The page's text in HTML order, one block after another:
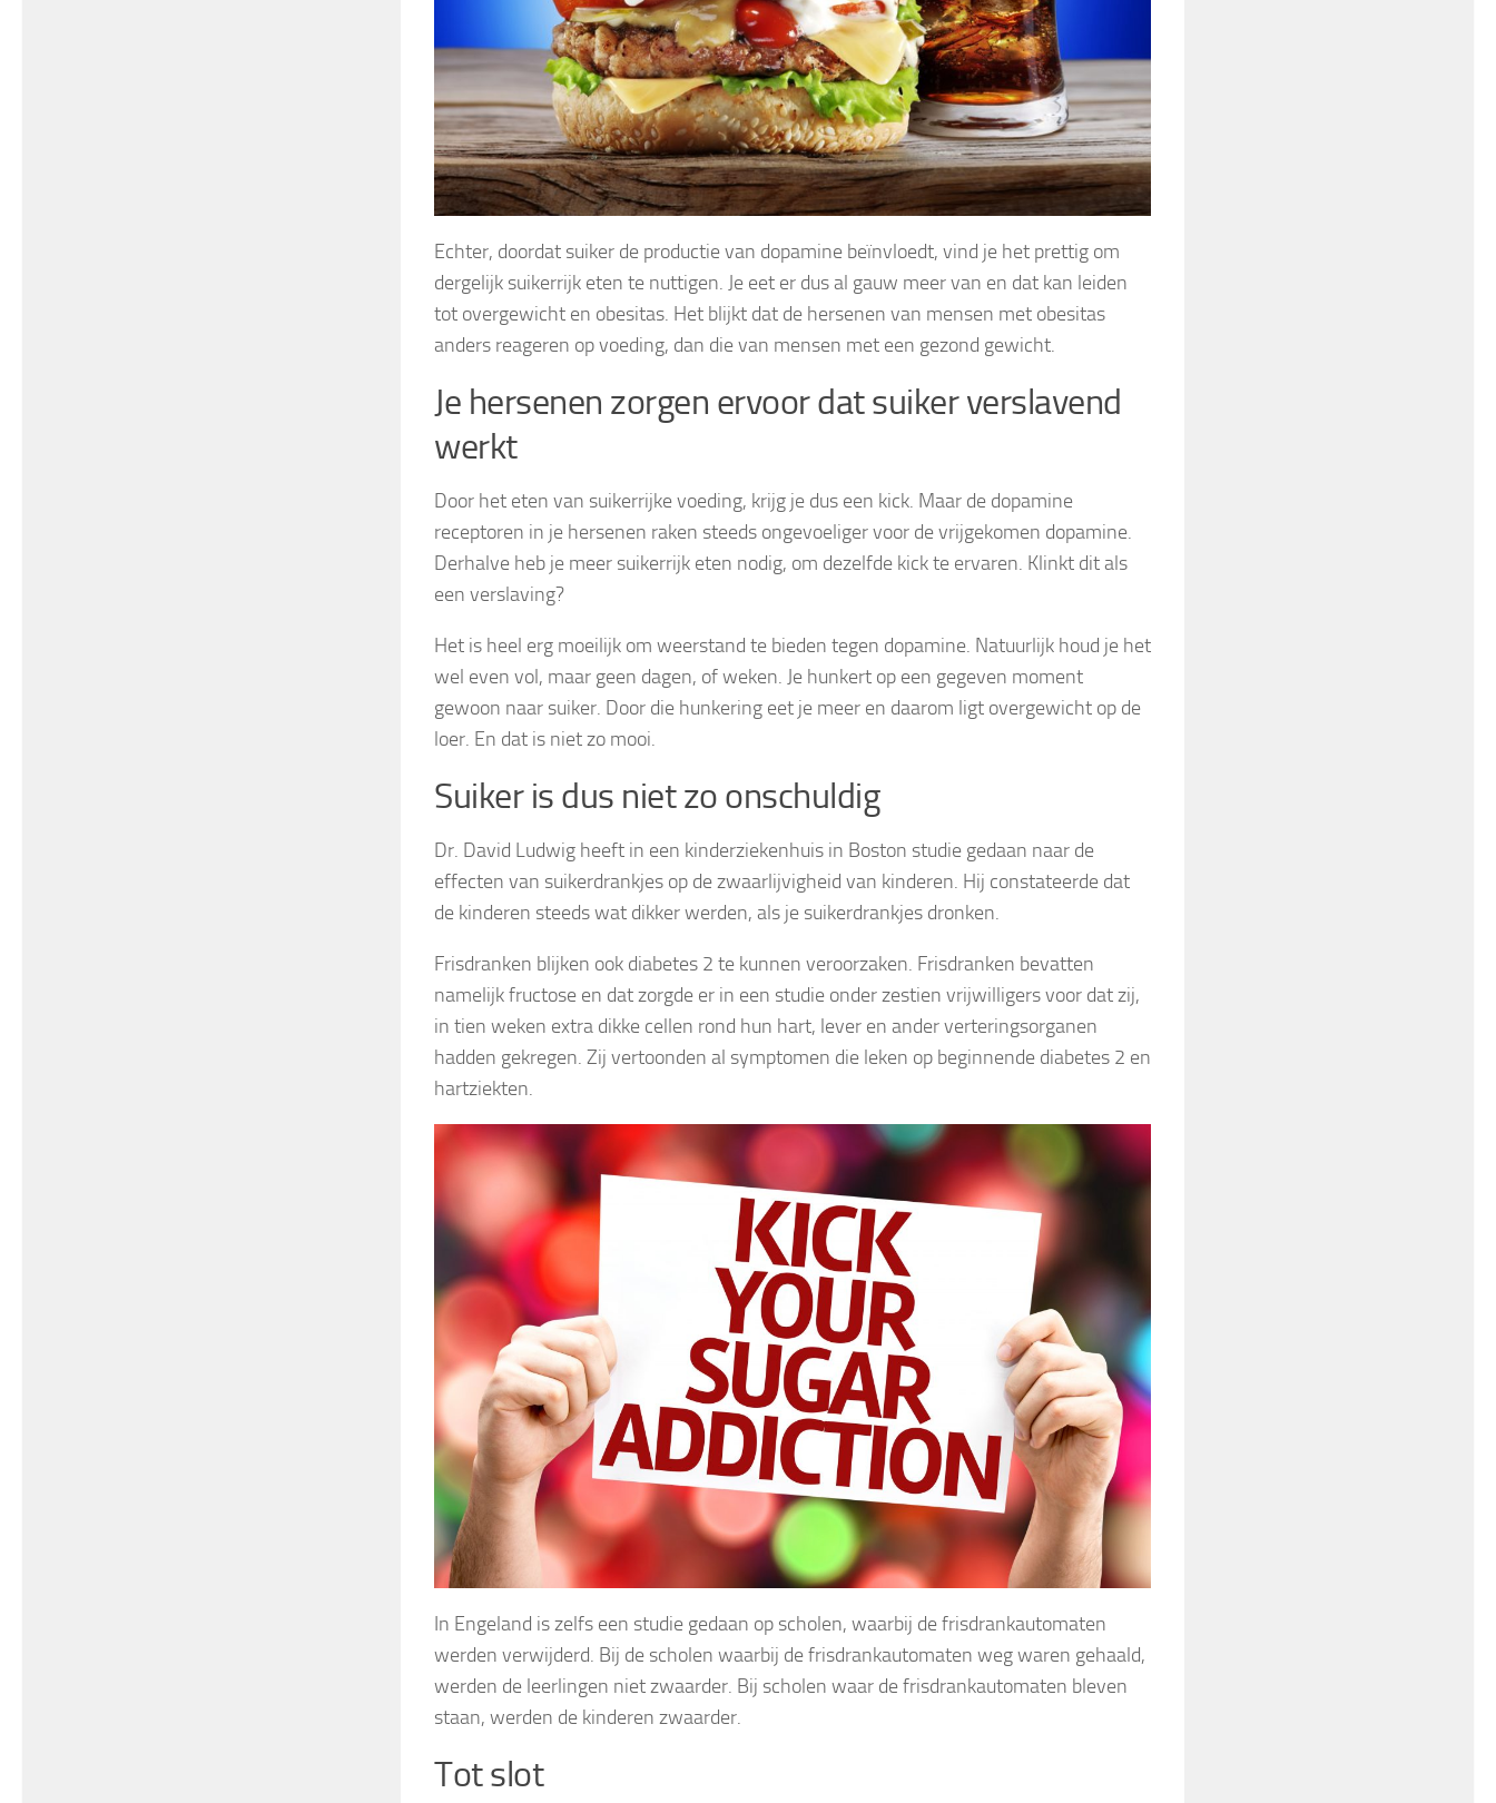
Echter, doordat suiker de productie van dopamine beïnvloedt, vind je het prettig om
dergelijk suikerrijk eten te nuttigen. Je eet er dus al gauw meer van en dat kan leiden
tot overgewicht en obesitas. Het blijkt dat de hersenen van mensen met obesitas
anders reageren op voeding, dan die van mensen met een gezond gewicht.
Je hersenen zorgen ervoor dat suiker verslavend
werkt
Door het eten van suikerrijke voeding, krijg je dus een kick. Maar de dopamine
receptoren in je hersenen raken steeds ongevoeliger voor de vrijgekomen dopamine.
Derhalve heb je meer suikerrijk eten nodig, om dezelfde kick te ervaren. Klinkt dit als
een verslaving?
Het is heel erg moeilijk om weerstand te bieden tegen dopamine. Natuurlijk houd je het
wel even vol, maar geen dagen, of weken. Je hunkert op een gegeven moment
gewoon naar suiker. Door die hunkering eet je meer en daarom ligt overgewicht op de
loer. En dat is niet zo mooi.
Suiker is dus niet zo onschuldig
Dr. David Ludwig heeft in een kinderziekenhuis in Boston studie gedaan naar de
effecten van suikerdrankjes op de zwaarlijvigheid van kinderen. Hij constateerde dat
de kinderen steeds wat dikker werden, als je suikerdrankjes dronken.
Frisdranken blijken ook diabetes 2 te kunnen veroorzaken. Frisdranken bevatten
namelijk fructose en dat zorgde er in een studie onder zestien vrijwilligers voor dat zij,
in tien weken extra dikke cellen rond hun hart, lever en ander verteringsorganen
hadden gekregen. Zij vertoonden al symptomen die leken op beginnende diabetes 2 en
hartziekten.
In Engeland is zelfs een studie gedaan op scholen, waarbij de frisdrankautomaten
werden verwijderd. Bij de scholen waarbij de frisdrankautomaten weg waren gehaald,
werden de leerlingen niet zwaarder. Bij scholen waar de frisdrankautomaten bleven
staan, werden de kinderen zwaarder.
Tot slot